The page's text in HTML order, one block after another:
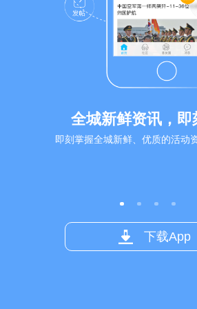
全城新鲜资讯，即
即刻掌握全城新鲜、优质的活动
下载App